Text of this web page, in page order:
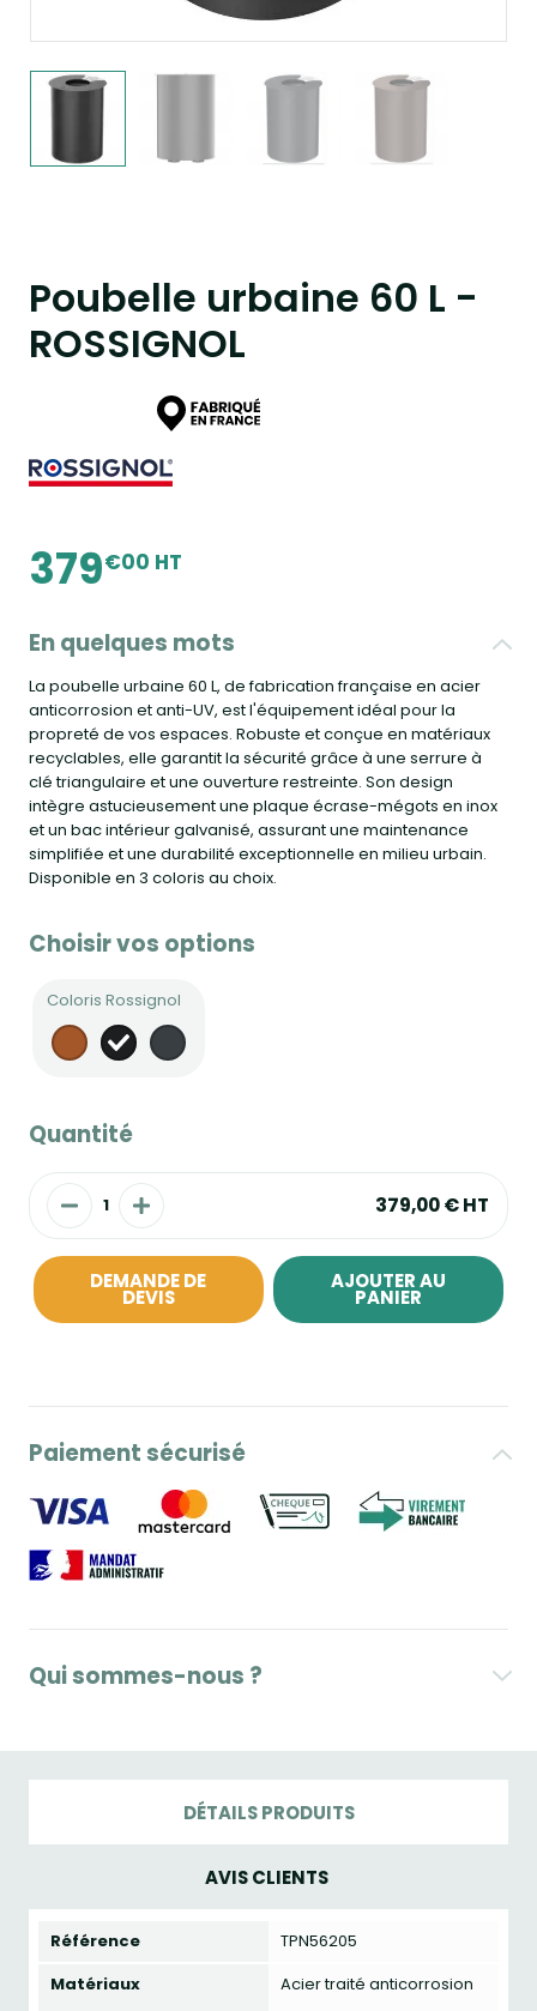
Poubelle urbaine 60 L -
ROSSIGNOL
379€00 HT
En quelques mots
La poubelle urbaine 60 L, de fabrication française en acier
anticorrosion et anti-UV, est l'équipement idéal pour la
propreté de vos espaces. Robuste et conçue en matériaux
recyclables, elle garantit la sécurité grâce à une serrure à
clé triangulaire et une ouverture restreinte. Son design
intègre astucieusement une plaque écrase-mégots en inox
et un bac intérieur galvanisé, assurant une maintenance
simplifiée et une durabilité exceptionnelle en milieu urbain.
Disponible en 3 coloris au choix.
Choisir vos options
Coloris Rossignol
Quantité
379,00 €HT
DEMANDE DE
DEVIS
AJOUTER AU
PANIER
Paiement sécurisé
Qui sommes-nous ?
DÉTAILS PRODUITS
AVIS CLIENTS
Référence
TPN56205
Matériaux
Acier traité anticorrosion